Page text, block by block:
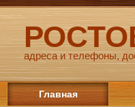
адреса и телефоны,
Главная